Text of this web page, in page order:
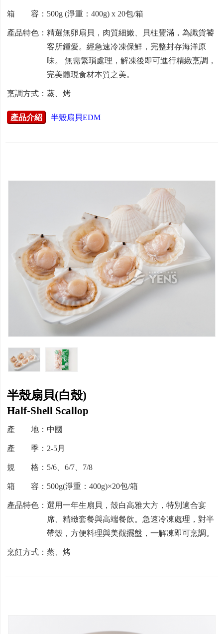
箱 容：500g (淨重：400g) x 20包/箱
產品特色：精選無卵扇貝，肉質細嫩、貝柱豐滿，為識貨饕
客所鍾愛。經急速冷凍保鮮，完整封存海洋原
味。 無需繁瑣處理，解凍後即可進行精緻烹調，
完美體現食材本質之美。
烹調方式：蒸、烤
產品介紹 半殼扇貝EDM
半殼扇貝(白殼)
Half-Shell Scallop
產 地：中國
產 季：2-5月
規 格：5/6、6/7、7/8
箱 容：500g(淨重：400g)×20包/箱
產品特色：選用一年生扇貝，殼白高雅大方，特別適合宴
席、精緻套餐與高端餐飲。急速冷凍處理，對半
帶殼，方便料理與美觀擺盤，一解凍即可烹調。
烹飪方式：蒸、烤